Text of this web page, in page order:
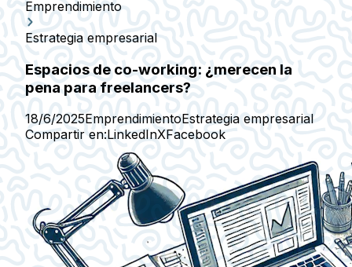
Emprendimiento
Estrategia empresarial
Espacios de co-working: ¿merecen la
pena para freelancers?
18/6/2025EmprendimientoEstrategia empresarial
Compartir en:LinkedInXFacebook